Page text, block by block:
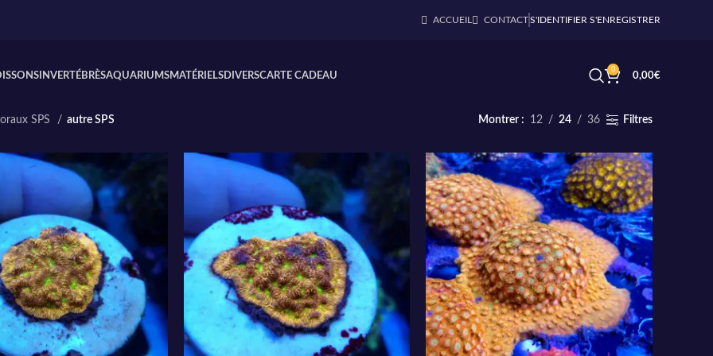
ACCUEIL CONTACTS'IDENTIFIER S'ENREGISTRER
INVERTÉBRÈSAQUARIUMSMATÉRIELS DIVERSCARTE CADEAU
0
0,00€
SPS autre SPS Montrer 12 24 36 Filtres